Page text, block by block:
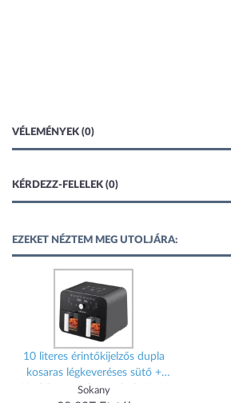
VÉLEMÉNYEK (0)
KÉRDEZZ-FELELEK (0)
EZEKET NÉZTEM MEG UTOLJÁRA:
10 literes érintőkijelzős dupla
kosaras légkeveréses sütő +
ajándék receptkönyv holm7380
Sokany